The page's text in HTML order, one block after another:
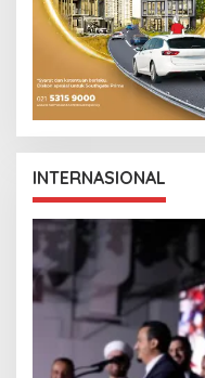
INTERNASIONAL